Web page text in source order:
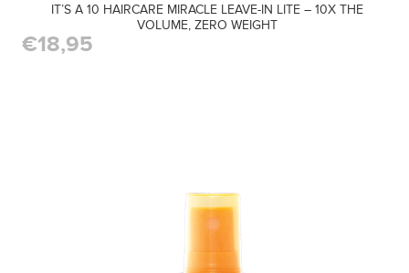
IT’S A 10 HAIRCARE MIRACLE LEAVE-IN LITE – 10X THE
VOLUME, ZERO WEIGHT
€18,95